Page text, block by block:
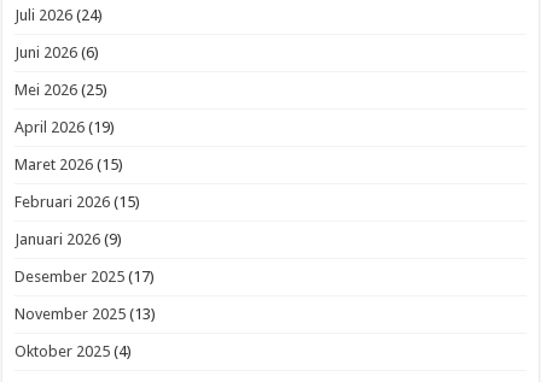
Juli 2026 (24)
Juni 2026 (6)
Mei 2026 (25)
April 2026 (19)
Maret 2026 (15)
Februari 2026 (15)
Januari 2026 (9)
Desember 2025 (17)
November 2025 (13)
Oktober 2025 (4)